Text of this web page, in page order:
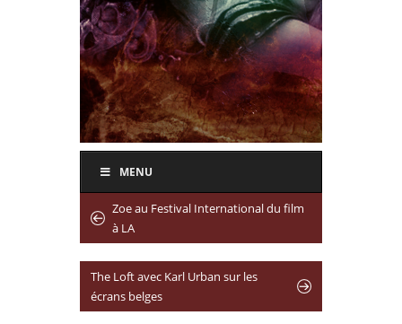
MENU
Zoe au Festival International du film
à LA
The Loft avec Karl Urban sur les
écrans belges